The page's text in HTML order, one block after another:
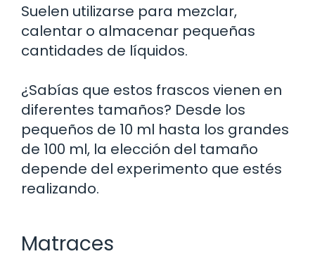
Suelen utilizarse para mezclar,
calentar o almacenar pequeñas
cantidades de líquidos.
¿Sabías que estos frascos vienen en
diferentes tamaños? Desde los
pequeños de 10 ml hasta los grandes
de 100 ml, la elección del tamaño
depende del experimento que estés
realizando.
Matraces